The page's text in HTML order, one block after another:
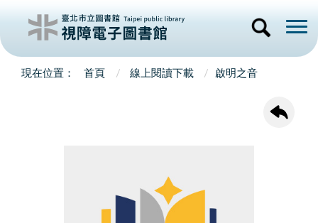
首頁 線上閱讀下載 啟明之音